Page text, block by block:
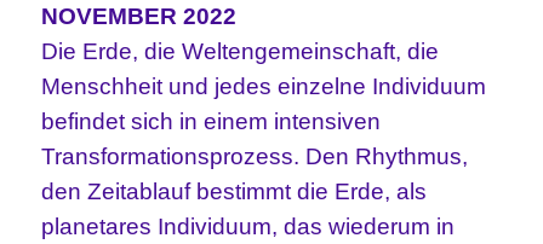
NOVEMBER 2022
Die Erde, die Weltengemeinschaft, die
Menschheit und jedes einzelne Individuum
befindet sich in einem intensiven
Transformationsprozess. Den Rhythmus,
den Zeitablauf bestimmt die Erde, als
planetares Individuum, das wiederum in